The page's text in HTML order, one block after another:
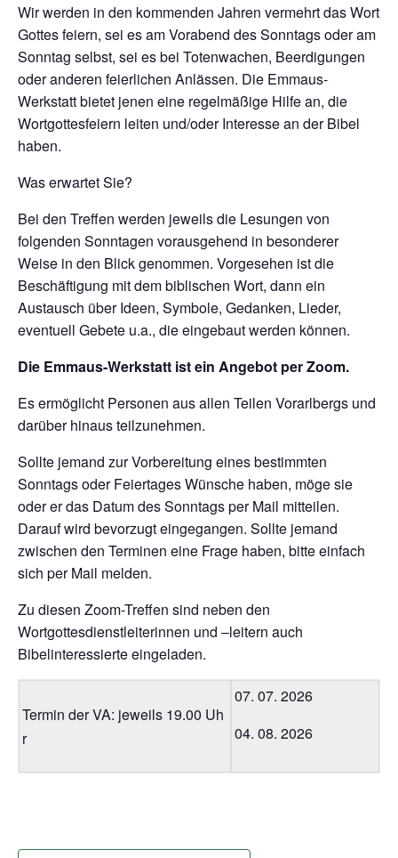
Wir werden in den kommenden Jahren vermehrt das Wort
Gottes feiern, sei es am Vorabend des Sonntags oder am
Sonntag selbst, sei es bei Totenwachen, Beerdigungen
oder anderen feierlichen Anlässen. Die Emmaus-
Werkstatt bietet jenen eine regelmäßige Hilfe an, die
Wortgottesfeiern leiten und/oder Interesse an der Bibel
haben.
Was erwartet Sie?
Bei den Treffen werden jeweils die Lesungen von
folgenden Sonntagen vorausgehend in besonderer
Weise in den Blick genommen. Vorgesehen ist die
Beschäftigung mit dem biblischen Wort, dann ein
Austausch über Ideen, Symbole, Gedanken, Lieder,
eventuell Gebete u.a., die eingebaut werden können.
Die Emmaus-Werkstatt ist ein Angebot per Zoom.
Es ermöglicht Personen aus allen Teilen Vorarlbergs und
darüber hinaus teilzunehmen.
Sollte jemand zur Vorbereitung eines bestimmten
Sonntags oder Feiertages Wünsche haben, möge sie
oder er das Datum des Sonntags per Mail mitteilen.
Darauf wird bevorzugt eingegangen. Sollte jemand
zwischen den Terminen eine Frage haben, bitte einfach
sich per Mail melden.
Zu diesen Zoom-Treffen sind neben den
Wortgottesdienstleiterinnen und –leitern auch
Bibelinteressierte eingeladen.
Termin der VA: jeweils 19.00 Uh
r
07. 07. 2026
04. 08. 2026